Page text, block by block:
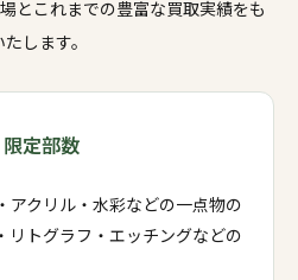
とこれまでの豊富な買取実績をも
します。
定部数
アクリル・水彩などの一点物の
リトグラフ・エッチングなどの